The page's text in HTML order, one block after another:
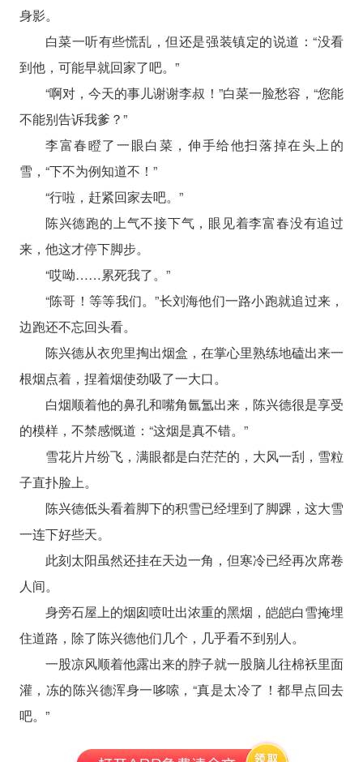
身影。
白菜一听有些慌乱，但还是强装镇定的说道：“没看
到他，可能早就回家了吧。”
“啊对，今天的事儿谢谢李叔！”白菜一脸愁容，“您能
不能别告诉我爹？”
李富春瞪了一眼白菜，伸手给他扫落掉在头上的
雪，“下不为例知道不！”
“行啦，赶紧回家去吧。”
陈兴德跑的上气不接下气，眼见着李富春没有追过
来，他这才停下脚步。
“哎呦……累死我了。”
“陈哥！等等我们。”长刘海他们一路小跑就追过来，
边跑还不忘回头看。
陈兴德从衣兜里掏出烟盒，在掌心里熟练地磕出来一
根烟点着，捏着烟使劲吸了一大口。
白烟顺着他的鼻孔和嘴角氤氲出来，陈兴德很是享受
的模样，不禁感慨道：“这烟是真不错。”
雪花片片纷飞，满眼都是白茫茫的，大风一刮，雪粒
子直扑脸上。
陈兴德低头看着脚下的积雪已经埋到了脚踝，这大雪
一连下好些天。
此刻太阳虽然还挂在天边一角，但寒冷已经再次席卷
人间。
身旁石屋上的烟囱喷吐出浓重的黑烟，皑皑白雪掩埋
住道路，除了陈兴德他们几个，几乎看不到别人。
一股凉风顺着他露出来的脖子就一股脑儿往棉袄里面
灌，冻的陈兴德浑身一哆嗦，“真是太冷了！都早点回去
吧。”